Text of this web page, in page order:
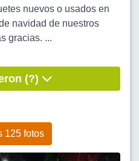
nuevos o usados en
navidad de nuestros
gracias. ...
(?)
125 fotos